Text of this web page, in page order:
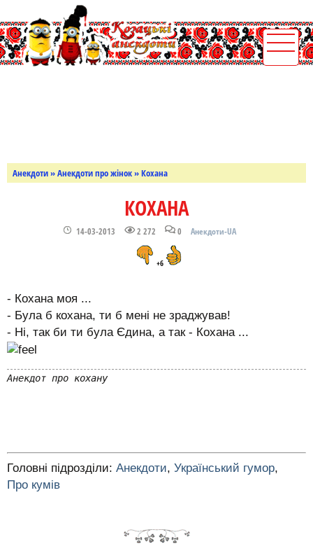
Анекдоти»Анекдоти про жінок» Кохана
КОХАНА
14-03-2013 2 272 0 Анекдоти-UA
+6
- Кохана моя ...
- Булa б кохана, ти б мені не зраджував!
- Ні, так би ти була Єдина, a тaк - Кохана ...
Анекдот про кохану
Головні підрозділи: Анекдоти, Український гумор,
Про кумів